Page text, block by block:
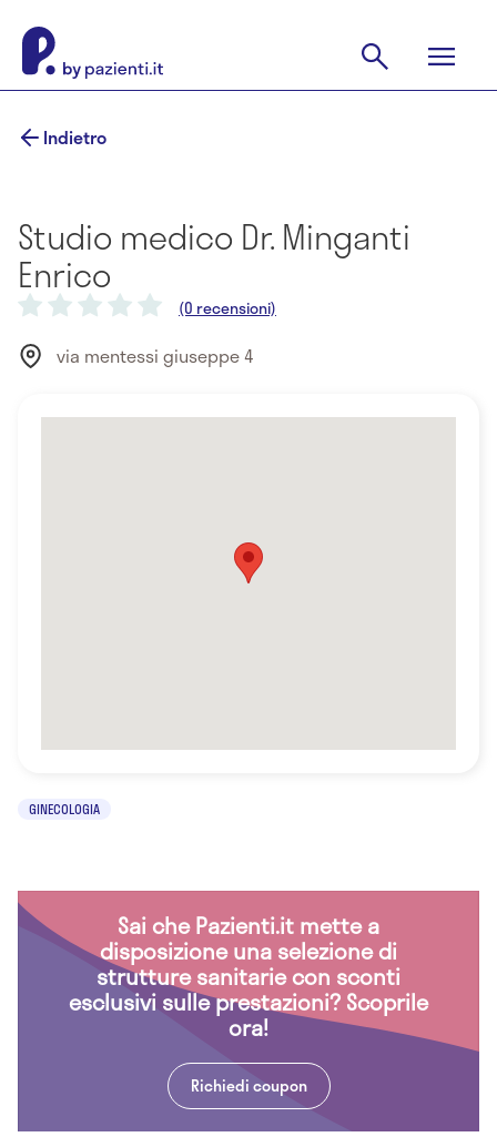
Indietro
Studio medico Dr. Minganti
Enrico
(0 recensioni)
via mentessi giuseppe 4
GINECOLOGIA
Sai che Pazienti.it mette a
disposizione una selezione di
strutture sanitarie con sconti
esclusivi sulle prestazioni? Scoprile
ora!
Richiedi coupon